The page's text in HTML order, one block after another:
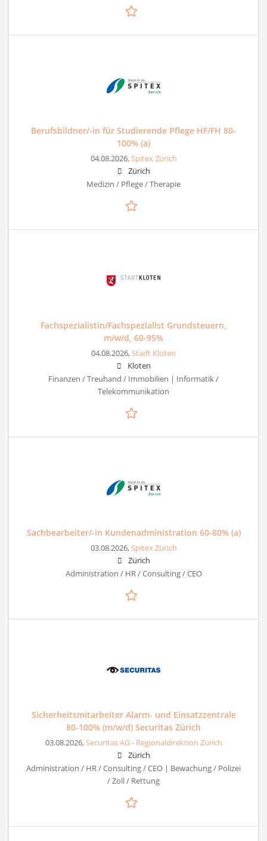
Berufsbildner/-in für Studierende Pflege HF/FH 80-
100% (a)
04.08.2026,Spitex Zürich
Zürich
Medizin / Pflege / Therapie
Fachspezialistin/Fachspezialist Grundsteuern,
m/w/d, 60-95%
04.08.2026,Stadt Kloten
Kloten
Finanzen / Treuhand / Immobilien | Informatik /
Telekommunikation
Sachbearbeiter/-in Kundenadministration 60-80% (a)
03.08.2026,Spitex Zürich
Zürich
Administration / HR / Consulting / CEO
Sicherheitsmitarbeiter Alarm- und Einsatzzentrale
80-100% (m/w/d) Securitas Zürich
03.08.2026,Securitas AG - Regionaldirektion Zürich
Zürich
Administration / HR / Consulting / CEO | Bewachung / Polizei
/ Zoll / Rettung